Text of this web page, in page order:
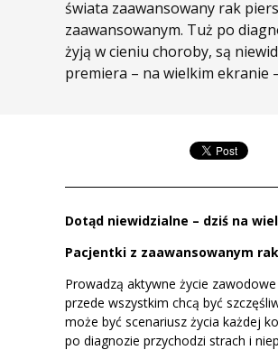
świata zaawansowany rak
zaawansowanym. Tuż po
żyją w cieniu choroby, są
premiera – na wielkim ekranie
Dotąd niewidzialne – dziś na
Pacjentki z zaawansowanym
Prowadzą aktywne życie
przede wszystkim chcą być
może być scenariusz życia każdej
po diagnozie przychodzi strach i